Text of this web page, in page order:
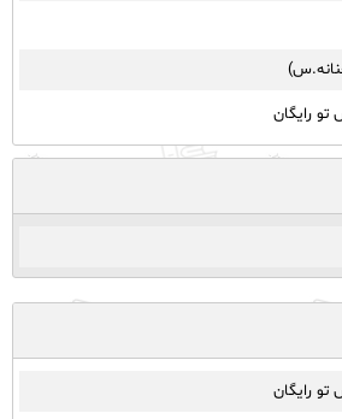
رایگان
رایگان